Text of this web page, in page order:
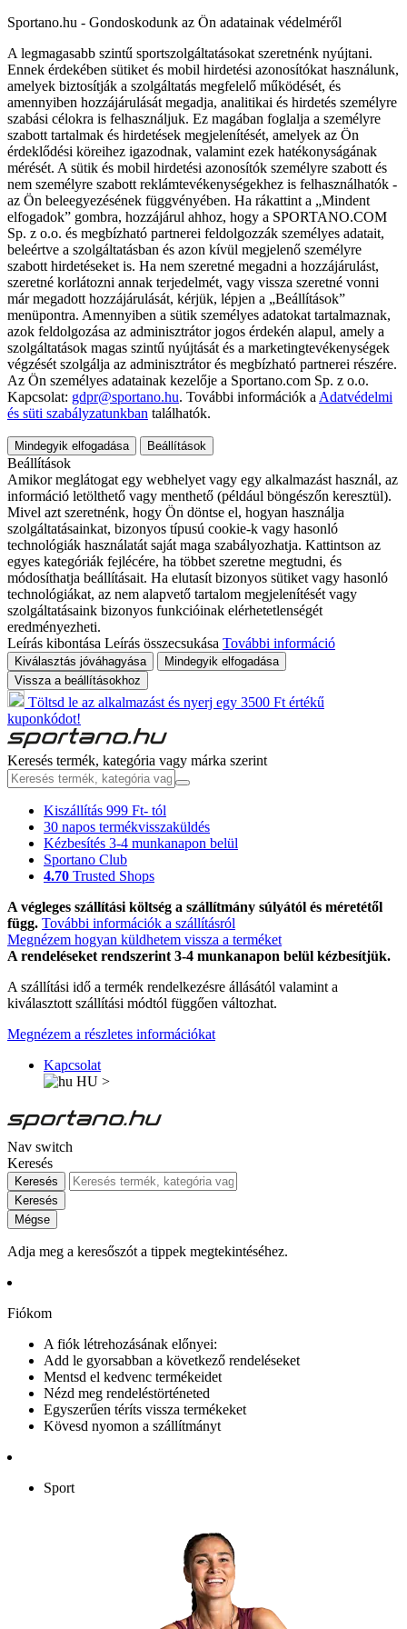
Sportano.hu - Gondoskodunk az Ön adatainak védelméről
A legmagasabb szintű sportszolgáltatásokat szeretnénk nyújtani.
Ennek érdekében sütiket és mobil hirdetési azonosítókat használunk,
amelyek biztosítják a szolgáltatás megfelelő működését, és
amennyiben hozzájárulását megadja, analitikai és hirdetés személyre
szabási célokra is felhasználjuk. Ez magában foglalja a személyre
szabott tartalmak és hirdetések megjelenítését, amelyek az Ön
érdeklődési köreihez igazodnak, valamint ezek hatékonyságának
mérését. A sütik és mobil hirdetési azonosítók személyre szabott és
nem személyre szabott reklámtevékenységekhez is felhasználhatók -
az Ön beleegyezésének függvényében. Ha rákattint a „Mindent
elfogadok” gombra, hozzájárul ahhoz, hogy a SPORTANO.COM
Sp. z o.o. és megbízható partnerei feldolgozzák személyes adatait,
beleértve a szolgáltatásban és azon kívül megjelenő személyre
szabott hirdetéseket is. Ha nem szeretné megadni a hozzájárulást,
szeretné korlátozni annak terjedelmét, vagy vissza szeretné vonni
már megadott hozzájárulását, kérjük, lépjen a „Beállítások”
menüpontra. Amennyiben a sütik személyes adatokat tartalmaznak,
azok feldolgozása az adminisztrátor jogos érdekén alapul, amely a
szolgáltatások magas szintű nyújtását és a marketingtevékenységek
végzését szolgálja az adminisztrátor és megbízható partnerei részére.
Az Ön személyes adatainak kezelője a Sportano.com Sp. z o.o.
Kapcsolat: gdpr@sportano.hu. További információk a Adatvédelmi
és süti szabályzatunkban találhatók.
Mindegyik elfogadása Beállítások
Beállítások
Amikor meglátogat egy webhelyet vagy egy alkalmazást használ, az
információ letölthető vagy menthető (például böngészőn keresztül).
Mivel azt szeretnénk, hogy Ön döntse el, hogyan használja
szolgáltatásainkat, bizonyos típusú cookie-k vagy hasonló
technológiák használatát saját maga szabályozhatja. Kattintson az
egyes kategóriák fejlécére, ha többet szeretne megtudni, és
módosíthatja beállításait. Ha elutasít bizonyos sütiket vagy hasonló
technológiákat, az nem alapvető tartalom megjelenítését vagy
szolgáltatásaink bizonyos funkcióinak elérhetetlenségét
eredményezheti.
Leírás kibontása Leírás összecsukása További információ
Kiválasztás jóváhagyása
Mindegyik elfogadása
Vissza a beállításokhoz
Töltsd le az alkalmazást és nyerj egy 3500 Ft értékű
kuponkódot!
Keresés termék, kategória vagy márka szerint
Kiszállítás 999 Ft- tól
30 napos termékvisszaküldés
Kézbesítés 3-4 munkanapon belül
Sportano Club
4.70 Trusted Shops
A végleges szállítási költség a szállítmány súlyától és méretétől
függ. További információk a szállításról
Megnézem hogyan küldhetem vissza a terméket
A rendeléseket rendszerint 3-4 munkanapon belül kézbesítjük.
A szállítási idő a termék rendelkezésre állásától valamint a
kiválasztott szállítási módtól függően változhat.
Megnézem a részletes információkat
Kapcsolat
HU >
Nav switch
Keresés
Keresés
Keresés
Mégse
Adja meg a keresőszót a tippek megtekintéséhez.
Fiókom
A fiók létrehozásának előnyei:
Add le gyorsabban a következő rendeléseket
Mentsd el kedvenc termékeidet
Nézd meg rendeléstörténeted
Egyszerűen téríts vissza termékeket
Kövesd nyomon a szállítmányt
Sport